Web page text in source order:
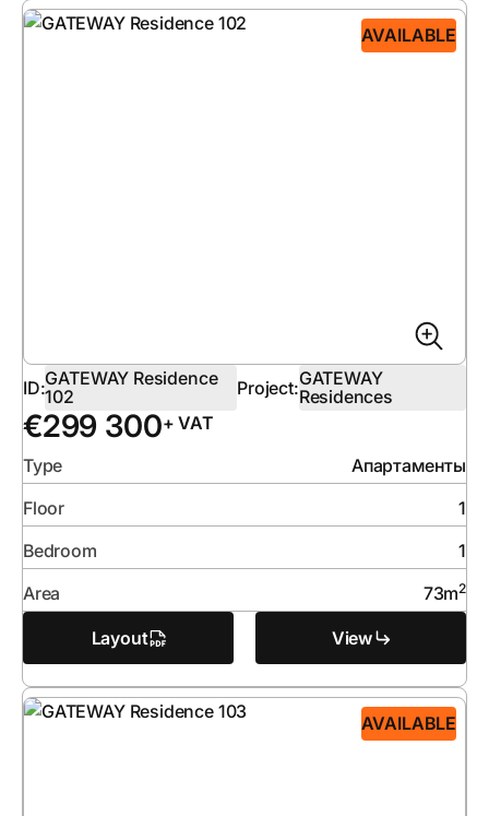
AVAILABLE
ID:GATEWAY Residence
102
Project:GATEWAY
Residences
€299 300+ VAT
Type
Апартаменты
Floor
1
Bedroom
1
Area
73m2
Layout View
AVAILABLE